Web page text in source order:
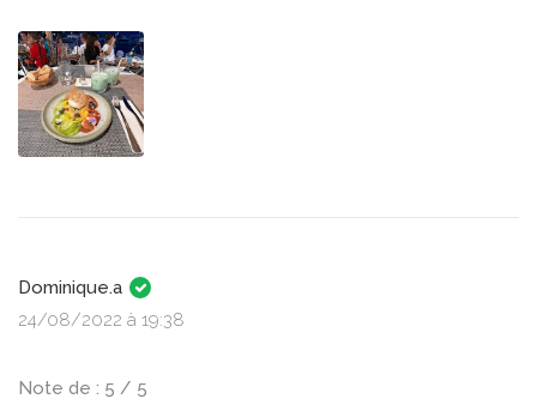
Dominique.a
24/08/2022 à 19:38
Note de : 5 / 5